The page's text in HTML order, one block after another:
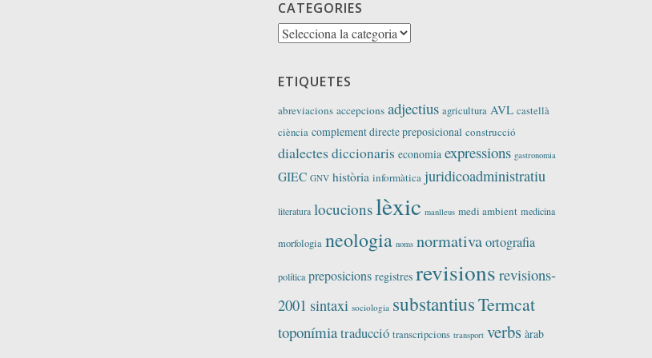
CATEGORIES
Categories
ETIQUETES
abreviacions accepcions adjectius agricultura AVL castellà
ciència complement directe preposicional construcció
dialectesdiccionaris economia expressions gastronomia
GIEC GNV història informàtica juridicoadministratiu
literatura locucionslèxic manlleus medi ambient medicina
morfologia neologia noms normativaortografia
política preposicions registres revisions revisions-
2001 sintaxi sociologia substantiusTermcat
toponímiatraducció transcripcions transport verbs àrab